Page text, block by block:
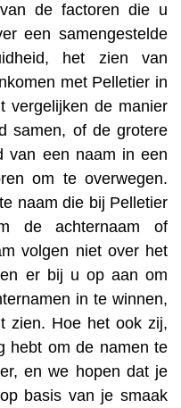
de factoren die u
een samengestelde
het zien van
met Pelletier in
vergelijken de manier
samen, of de grotere
van een naam in een
om te overwegen.
naam die bij Pelletier
de achternaam of
volgen niet over het
er bij u op aan om
in te winnen,
zien. Hoe het ook zij,
hebt om de namen te
en we hopen dat je
basis van je smaak